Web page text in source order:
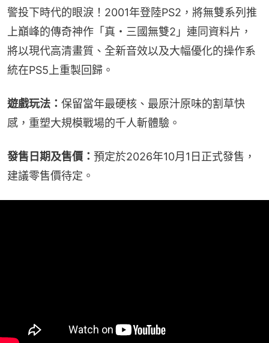
警投下時代的眼淚！2001年登陸PS2，將無雙系列推
上巔峰的傳奇神作「真・三國無雙2」連同資料片，
將以現代高清畫質、全新音效以及大幅優化的操作系
統在PS5上重製回歸。
遊戲玩法： 保留當年最硬核、最原汁原味的割草快
感，重塑大規模戰場的千人斬體驗。
發售日期及售價： 預定於2026年10月1日正式發售，
建議零售價待定。